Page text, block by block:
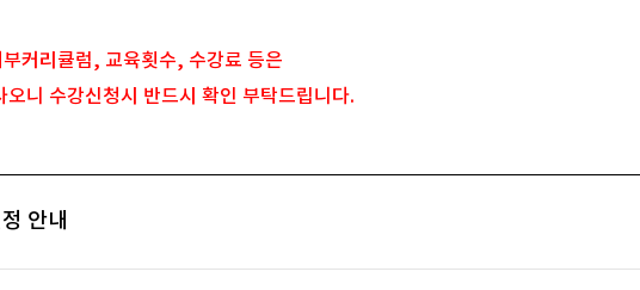
커리큘럼, 교육횟수, 수강료 등은
니 수강신청시 반드시 확인 부탁드립니다.
안내